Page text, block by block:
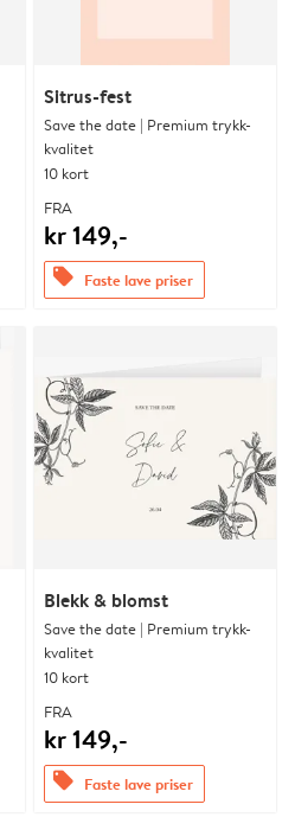
Sitrus-fest
Save the date | Premium trykk-
kvalitet
10 kort
FRA
kr 149,-
offers Faste lave priser
Blekk & blomst
Save the date | Premium trykk-
kvalitet
10 kort
FRA
kr 149,-
offers Faste lave priser